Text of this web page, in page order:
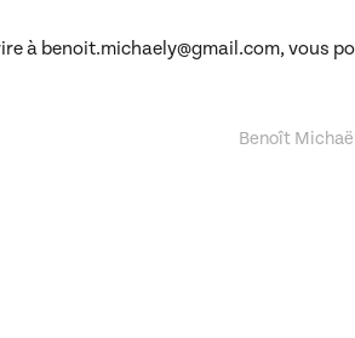
à benoit.michaely@gmail.com, vous
Benoît